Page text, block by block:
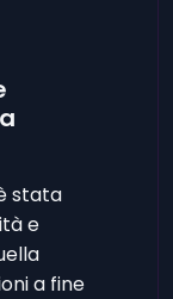
stata
e
a fine